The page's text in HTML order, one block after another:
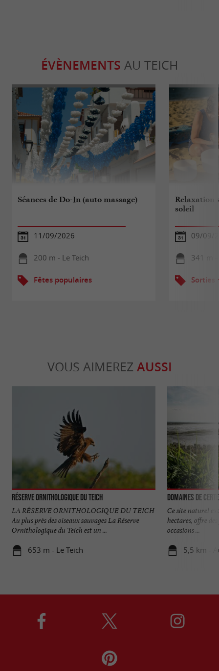
ÉVÈNEMENTS AU TEICH
Séances de Do-In (auto massage)
11/09/2026
200 m - Le Teich
Fêtes populaires
Relaxation
soleil
09/09/
341 m -
Sorties
VOUS AIMEREZ AUSSI
Réserve Orni­thologique du Teich
LA RÉSERVE ORNITHOLOGIQUE DU TEICH
Au plus près des oiseaux sauvages La Réserve
Ornithologique du Teich est un ...
653 m - Le Teich
Domaines de
Ce site naturel
hectares, offre
occasions ...
5,5 km -